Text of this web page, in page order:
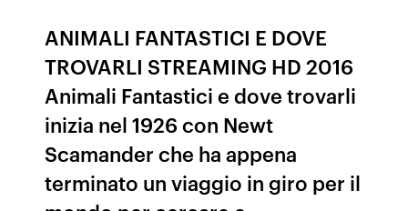
ANIMALI FANTASTICI E DOVE
TROVARLI STREAMING HD 2016
Animali Fantastici e dove trovarli
inizia nel 1926 con Newt
Scamander che ha appena
terminato un viaggio in giro per il